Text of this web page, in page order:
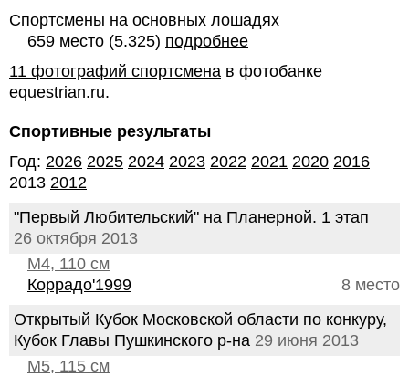
Спортсмены на основных лошадях
659 место (5.325) подробнее
11 фотографий спортсмена в фотобанке
equestrian.ru.
Спортивные результаты
Год: 2026 2025 2024 2023 2022 2021 2020 2016
2013 2012
"Первый Любительский" на Планерной. 1 этап
26 октября 2013
М4, 110 см
8 место
Коррадо'1999
Открытый Кубок Московской области по конкуру,
Кубок Главы Пушкинского р-на 29 июня 2013
М5, 115 см